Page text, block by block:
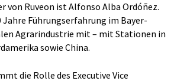
von Ruveon ist Alfonso Alba Ordóñez.
Führungserfahrung im Bayer-
Agrarindustrie mit – mit Stationen in
sowie China.
die Rolle des Executive Vice